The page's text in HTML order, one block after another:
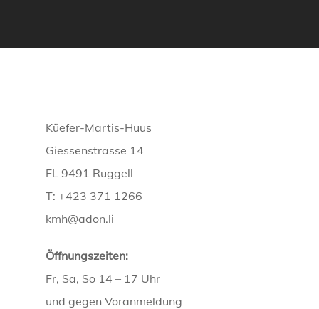
Küefer-Martis-Huus
Giessenstrasse 14
FL 9491 Ruggell
T: +423 371 1266
kmh@adon.li
Öffnungszeiten:
Fr, Sa, So 14 – 17 Uhr
und gegen Voranmeldung